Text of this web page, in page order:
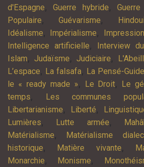
d'Espagne,Guerre hybride,
Populaire,Guévarisme,
Idéalisme, Impérialisme,
Intelligence artificielle, Interview
Islam, Judaïsme, Judiciaire,
L’espace, La falsafa, La Pensé-Guide
le « ready made », Le Droit, Le
temps, Les communes
Libertarianisme, Liberté,
Lumières, Lutte armée,
Matérialisme, Matérialisme
historique, Matière vivante,
Monarchie, Monisme,